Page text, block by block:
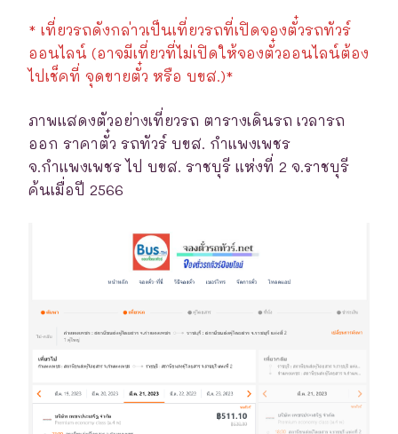
* เที่ยวรถดังกล่าวเป็นเที่ยวรถที่เปิดจองตั๋วรถทัวร์
ออนไลน์ (อาจมีเที่ยวที่ไม่เปิดให้จองตั๋วออนไลน์ต้อง
ไปเช็คที่ จุดขายตั๋ว หรือ บขส.)*
ภาพแสดงตัวอย่างเที่ยวรถ ตารางเดินรถ เวลารถ
ออก ราคาตั๋ว รถทัวร์ บขส. กำแพงเพชร
จ.กำแพงเพชร ไป บขส. ราชบุรี แห่งที่ 2 จ.ราชบุรี
ค้นเมื่อปี 2566